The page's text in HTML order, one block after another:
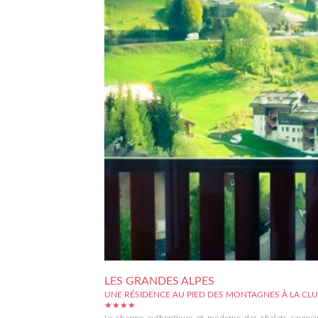
LES GRANDES ALPES
UNE RÉSIDENCE AU PIED DES MONTAGNES À LA
★★★★